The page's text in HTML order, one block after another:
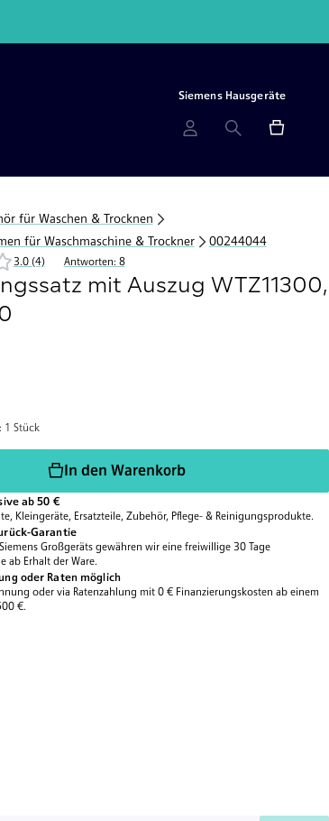
Siemens Hausgeräte
für Waschen & Trocknen
für Waschmaschine & Trockner
00244044
mit Auszug WTZ11300,
3.0 (4) Antworten: 8
1 Stück
In den Warenkorb
ab 50 €
Kleingeräte, Ersatzteile, Zubehör, Pflege- & Reinigungsprodukte.
Garantie
Großgeräts gewähren wir eine freiwillige 30 Tage
ab Erhalt der Ware.
oder Raten möglich
oder via Ratenzahlung mit 0 € Finanzierungskosten ab einem
€.